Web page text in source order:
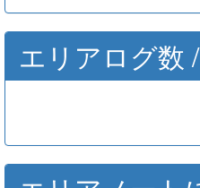
エリアログ数